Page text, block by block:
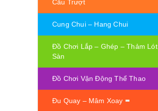
Cầu Trượt
Cung Chui – Hang Chui
Đồ Chơi Lắp – Ghép – Thảm Lót
Sàn
Đồ Chơi Vận Động Thể Thao
Đu Quay – Mâm Xoay